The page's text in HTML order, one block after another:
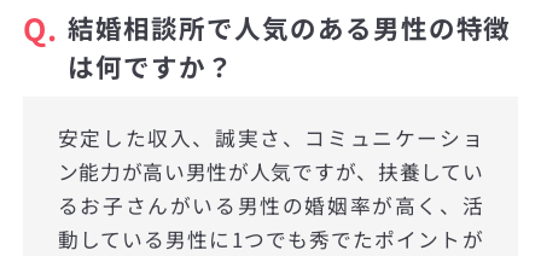
Q. 結婚相談所で人気のある男性の特徴
は何ですか？
安定した収入、誠実さ、コミュニケーショ
ン能力が高い男性が人気ですが、扶養してい
るお子さんがいる男性の婚姻率が高く、活
動している男性に1つでも秀でたポイントが